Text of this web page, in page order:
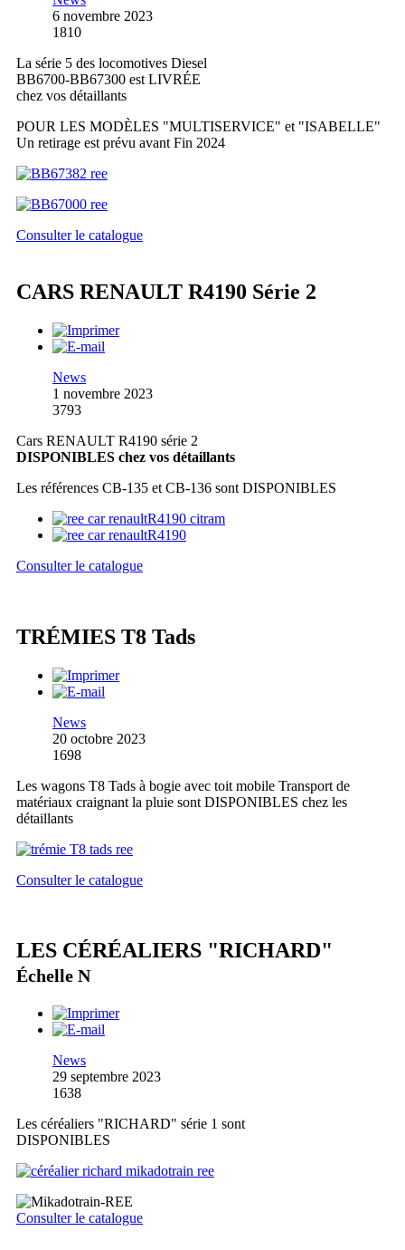
6 novembre 2023
1810
La série 5 des locomotives Diesel
BB6700-BB67300 est LIVRÉE
chez vos détaillants
POUR LES MODÈLES "MULTISERVICE" et "ISABELLE"
Un retirage est prévu avant Fin 2024
Consulter le catalogue
CARS RENAULT R4190 Série 2
News
1 novembre 2023
3793
Cars RENAULT R4190 série 2
DISPONIBLES chez vos détaillants
Les références CB-135 et CB-136 sont DISPONIBLES
Consulter le catalogue
TRÉMIES T8 Tads
News
20 octobre 2023
1698
Les wagons T8 Tads à bogie avec toit mobile Transport de
matériaux craignant la pluie sont DISPONIBLES chez les
détaillants
Consulter le catalogue
LES CÉRÉALIERS "RICHARD"
Échelle N
News
29 septembre 2023
1638
Les céréaliers "RICHARD" série 1 sont
DISPONIBLES
Consulter le catalogue